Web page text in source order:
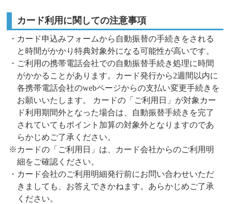
カード利用に関しての注意事項
・カード申込みフォームから自動振替の手続きをされる
と時間がかかり特典対象外になる可能性が高いです。
・ご利用の携帯電話会社での自動振替手続き処理に時間
がかかることがあります。カード発行から2週間以内に
各携帯電話会社のwebページからの支払い変更手続きを
お願いいたします。 カードの「ご利用日」が対象カー
ド利用期間外となった場合は、自動振替手続きを完了
されていてもポイント加算の対象外となりますのであ
らかじめご了承ください。
※カードの「ご利用日」は、カード会社からのご利用明
細をご確認ください。
・カード会社のご利用明細発行前にお問い合わせいただ
きましても、お答えできかねます。あらかじめご了承
ください。